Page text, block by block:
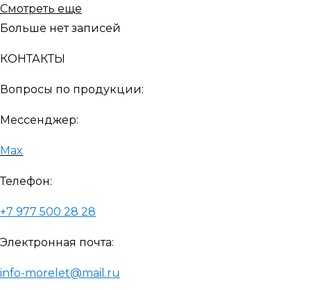
Смотреть еще
Больше нет записей
КОНТАКТЫ
Вопросы по продукции:
Мессенджер:
Max
Телефон:
+7 977 500 28 28
Электронная почта:
info-morelet@mail.ru